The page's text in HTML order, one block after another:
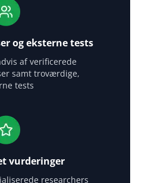
og eksterne tests
af verificerede
samt troværdige,
tests
vurderinger
researchers